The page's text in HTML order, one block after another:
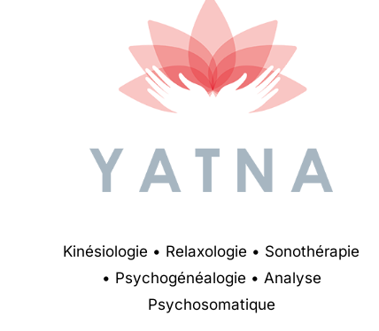
Kinésiologie • Relaxologie • Sonothérapie
• Psychogénéalogie • Analyse
Psychosomatique